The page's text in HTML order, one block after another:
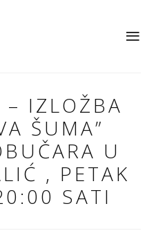
– IZLOŽBA
ŠUMA”
U
, PETAK
SATI